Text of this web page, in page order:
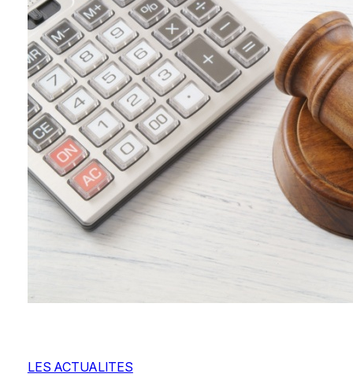
LES ACTUALITES